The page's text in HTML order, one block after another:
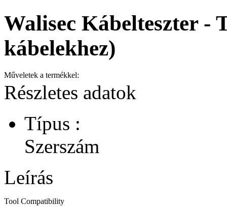
Walisec Kábelteszter -
kábelekhez)
Műveletek a termékkel:
Részletes adatok
Típus :
Szerszám
Leírás
Tool Compatibility